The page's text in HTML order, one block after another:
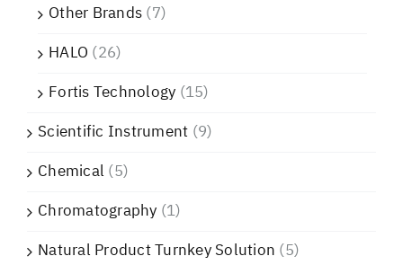
Other Brands(7)
HALO (26)
Fortis Technology (15)
Scientific Instrument (9)
Chemical (5)
Chromatography (1)
Natural Product Turnkey Solution (5)